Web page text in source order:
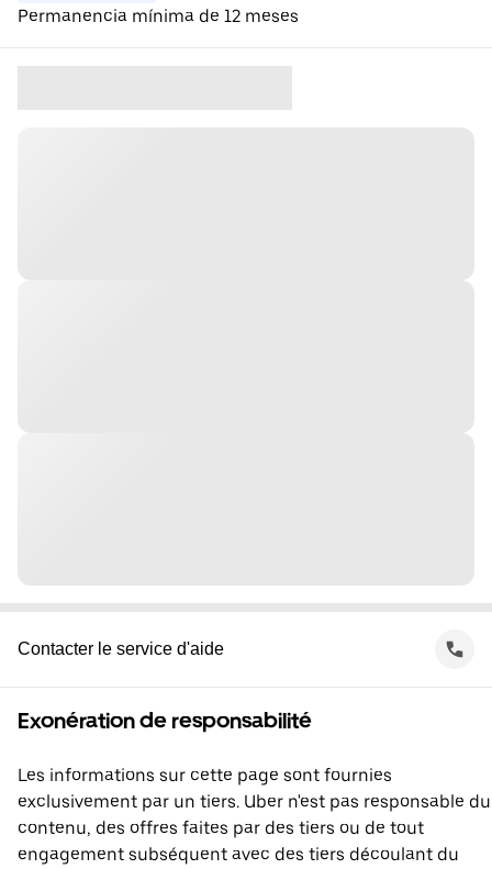
Permanencia mínima de 12 meses
Contacter le service d'aide
Exonération de responsabilité
Les informations sur cette page sont fournies
exclusivement par un tiers. Uber n'est pas responsable du
contenu, des offres faites par des tiers ou de tout
engagement subséquent avec des tiers découlant du